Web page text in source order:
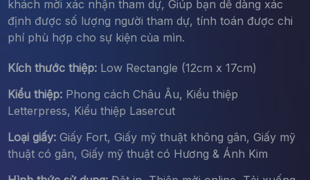
khách mời xác nhận tham dự, Giúp bạn dễ dàng xác
định được số lượng người tham dự, tính toán được chi
phí phù hợp cho sự kiện của mìn.
Kích thước thiệp:Low Rectangle (12cm x 17cm)
Kiểu thiệp:Phong cách Châu Âu, Kiểu thiệp
Letterpress, Kiểu thiệp Lasercut
Loại giấy:Giấy Fort, Giấy mỹ thuật không gân, Giấy mỹ
thuật có gân, Giấy mỹ thuật có Hương & Ánh Kim